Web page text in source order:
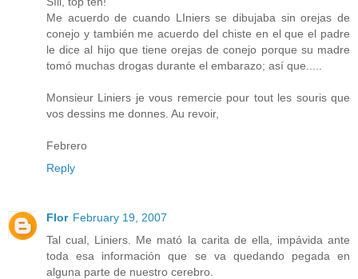
Me acuerdo de cuando LIniers se dibujaba sin orejas de
conejo y también me acuerdo del chiste en el que el padre
le dice al hijo que tiene orejas de conejo porque su madre
tomó muchas drogas durante el embarazo; así que.....
Monsieur Liniers je vous remercie pour tout les souris que
vos dessins me donnes. Au revoir,
Febrero
Reply
Flor February 19, 2007
Tal cual, Liniers. Me mató la carita de ella, impávida ante
toda esa información que se va quedando pegada en
alguna parte de nuestro cerebro.